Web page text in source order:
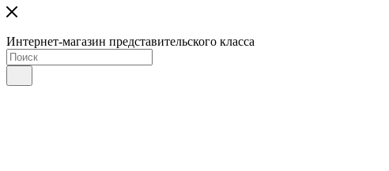
Интернет-магазин представительского класса